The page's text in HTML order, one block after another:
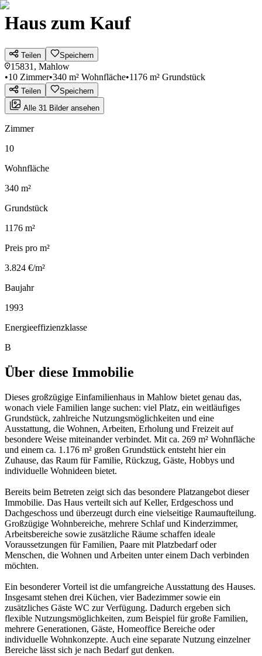
Haus zum Kauf
Teilen Speichern
15831, Mahlow
•10 Zimmer•340 m² Wohnfläche•1176 m² Grundstück
Teilen
Speichern
Alle 31 Bilder ansehen
Zimmer
10
Wohnfläche
340 m²
Grundstück
1176 m²
Preis pro m²
3.824 €/m²
Baujahr
1993
Energieeffizienzklasse
B
Über diese Immobilie
Dieses großzügige Einfamilienhaus in Mahlow bietet genau das,
wonach viele Familien lange suchen: viel Platz, ein weitläufiges
Grundstück, zahlreiche Nutzungsmöglichkeiten und eine
Ausstattung, die Wohnen, Arbeiten, Erholung und Freizeit auf
besondere Weise miteinander verbindet. Mit ca. 269 m² Wohnfläche
und einem ca. 1.176 m² großen Grundstück entsteht hier ein
Zuhause, das Raum für Familie, Rückzug, Gäste, Hobbys und
individuelle Wohnideen bietet.
Bereits beim Betreten zeigt sich das besondere Platzangebot dieser
Immobilie. Das Haus verteilt sich auf Keller, Erdgeschoss und
Dachgeschoss und überzeugt durch eine vielseitige Raumaufteilung.
Großzügige Wohnbereiche, mehrere Schlaf und Kinderzimmer,
Arbeitsbereiche sowie zusätzliche Räume schaffen ideale
Voraussetzungen für Familien, Paare mit Platzbedarf oder
Menschen, die Wohnen und Arbeiten unter einem Dach verbinden
möchten.
Ein besonderer Vorteil ist die umfangreiche Ausstattung des Hauses.
Insgesamt stehen drei Küchen, vier Badezimmer sowie ein
zusätzliches Gäste WC zur Verfügung. Dadurch ergeben sich
flexible Nutzungsmöglichkeiten, zum Beispiel für große Familien,
mehrere Generationen, Gäste, Homeoffice Bereiche oder
individuelle Wohnkonzepte. Auch eine separate Nutzung einzelner
Bereiche lässt sich je nach Bedarf gut denken.